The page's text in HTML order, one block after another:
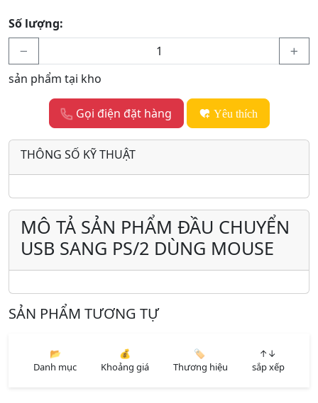
Số lượng:
sản phẩm tại kho
Gọi điện đặt hàng Yêu thích
THÔNG SỐ KỸ THUẬT
MÔ TẢ SẢN PHẨM ĐẦU CHUYỂN
USB SANG PS/2 DÙNG MOUSE
SẢN PHẨM TƯƠNG TỰ
📂
Danh mục
💰
Khoảng giá
🏷️
Thương hiệu
↑↓
sắp xếp